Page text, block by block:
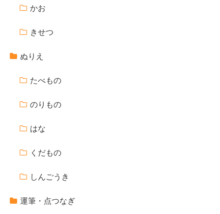
かお
きせつ
ぬりえ
たべもの
のりもの
はな
くだもの
しんごうき
運筆・点つなぎ